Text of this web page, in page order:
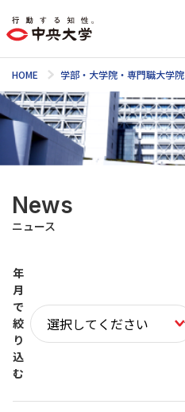
HOME 学部・大学院・専門職大学院
News
ニュース
年
月
で
絞
り
込
む